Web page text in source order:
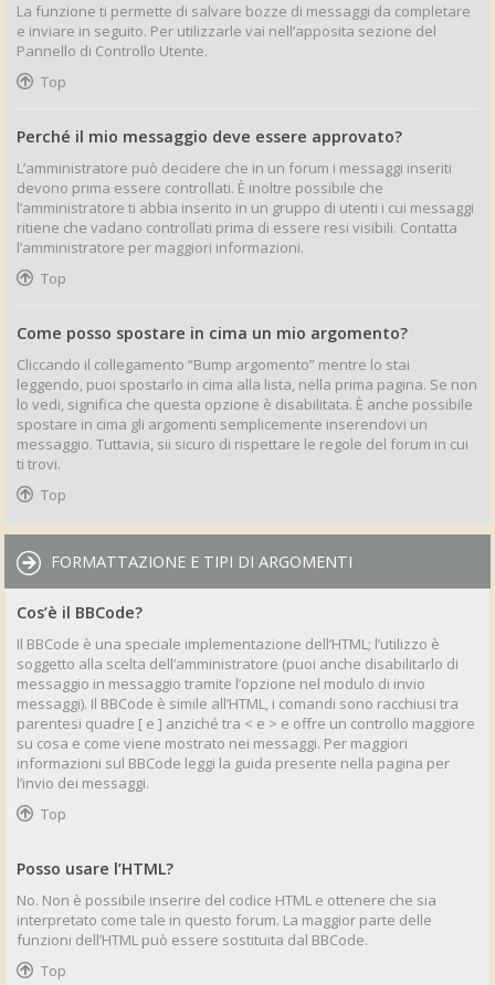
La funzione ti permette di salvare bozze di messaggi da completare
e inviare in seguito. Per utilizzarle vai nell’apposita sezione del
Pannello di Controllo Utente.
Top
Perché il mio messaggio deve essere approvato?
L’amministratore può decidere che in un forum i messaggi inseriti
devono prima essere controllati. È inoltre possibile che
l’amministratore ti abbia inserito in un gruppo di utenti i cui messaggi
ritiene che vadano controllati prima di essere resi visibili. Contatta
l’amministratore per maggiori informazioni.
Top
Come posso spostare in cima un mio argomento?
Cliccando il collegamento “Bump argomento” mentre lo stai
leggendo, puoi spostarlo in cima alla lista, nella prima pagina. Se non
lo vedi, significa che questa opzione è disabilitata. È anche possibile
spostare in cima gli argomenti semplicemente inserendovi un
messaggio. Tuttavia, sii sicuro di rispettare le regole del forum in cui
ti trovi.
Top
FORMATTAZIONE E TIPI DI ARGOMENTI
Cos’è il BBCode?
Il BBCode è una speciale implementazione dell’HTML; l’utilizzo è
soggetto alla scelta dell’amministratore (puoi anche disabilitarlo di
messaggio in messaggio tramite l’opzione nel modulo di invio
messaggi). Il BBCode è simile all’HTML, i comandi sono racchiusi tra
parentesi quadre [ e ] anziché tra < e > e offre un controllo maggiore
su cosa e come viene mostrato nei messaggi. Per maggiori
informazioni sul BBCode leggi la guida presente nella pagina per
l’invio dei messaggi.
Top
Posso usare l’HTML?
No. Non è possibile inserire del codice HTML e ottenere che sia
interpretato come tale in questo forum. La maggior parte delle
funzioni dell’HTML può essere sostituita dal BBCode.
Top